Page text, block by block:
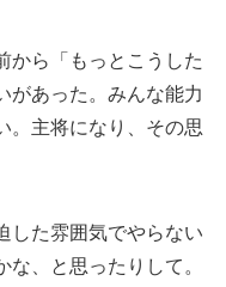
ら「もっとこうした
があった。みんな能力
。主将になり、その思
した雰囲気でやらない
、と思ったりして。